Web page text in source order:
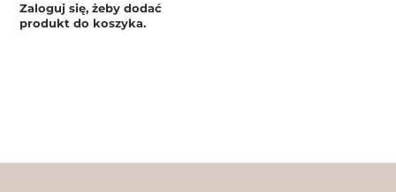
Zaloguj się, żeby dodać
produkt do koszyka.